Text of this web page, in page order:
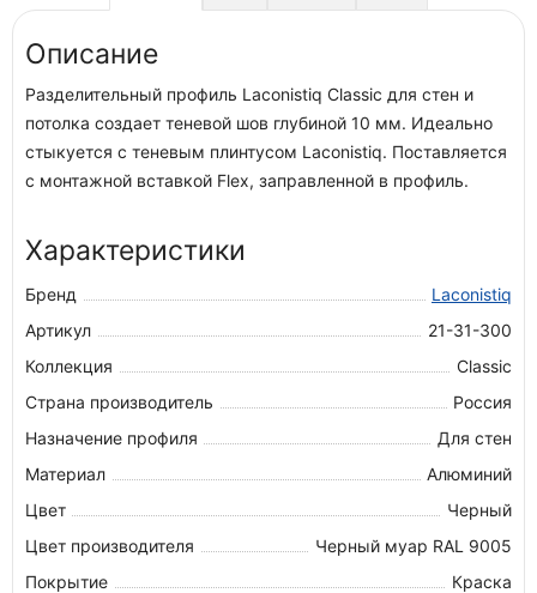
Описание
Разделительный профиль Laconistiq Classic для стен и
потолка создает теневой шов глубиной 10 мм. Идеально
стыкуется с теневым плинтусом Laconistiq. Поставляется
с монтажной вставкой Flex, заправленной в профиль.
Характеристики
Бренд
Laconistiq
Артикул
21-31-300
Коллекция
Classic
Страна производитель
Россия
Назначение профиля
Для стен
Материал
Алюминий
Цвет
Черный
Цвет производителя
Черный муар RAL 9005
Покрытие
Краска